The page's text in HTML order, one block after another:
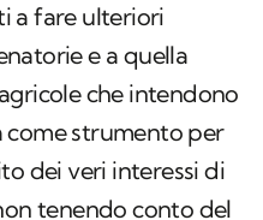
a fare ulteriori
e a quella
che intendono
come strumento per
dei veri interessi di
tenendo conto del